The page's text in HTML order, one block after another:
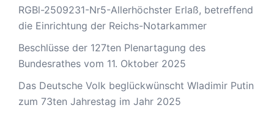
RGBl-2509231-Nr5-Allerhöchster Erlaß, betreffend
die Einrichtung der Reichs-Notarkammer
Beschlüsse der 127ten Plenartagung des
Bundesrathes vom 11. Oktober 2025
Das Deutsche Volk beglückwünscht Wladimir Putin
zum 73ten Jahrestag im Jahr 2025